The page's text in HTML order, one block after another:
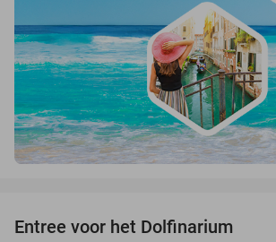
Entree voor het Dolfinarium